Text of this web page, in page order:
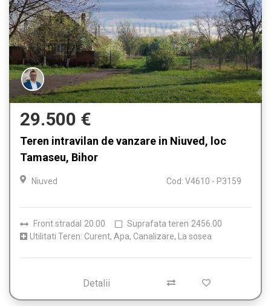
29.500 €
Teren intravilan de vanzare in Niuved, loc
Tamaseu, Bihor
Niuved Cod: V4610 - P3159
Front stradal 20.00 Suprafata teren 2456.00
Utilitati Teren: Curent, Apa, Canalizare, La sosea
Detalii